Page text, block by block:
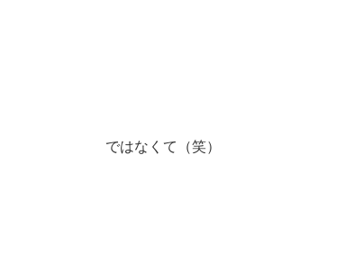
ではなくて（笑）